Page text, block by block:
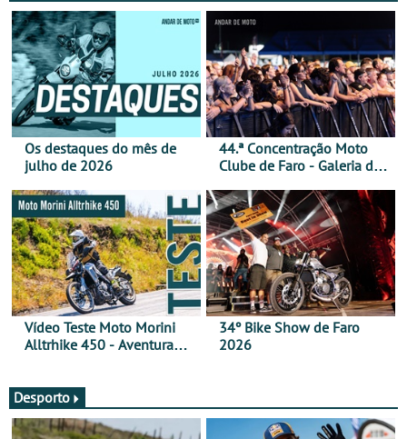
Os destaques do mês de
julho de 2026
44.ª Concentração Moto
Clube de Faro - Galeria de
Vídeo Teste Moto Morini
Alltrhike 450 - Aventura
34º Bike Show de Faro
2026
Desporto